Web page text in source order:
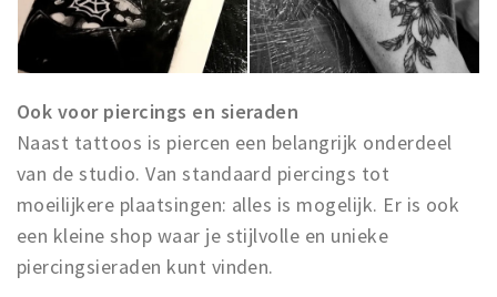
Ook voor piercings en sieraden
Naast tattoos is piercen een belangrijk onderdeel
van de studio. Van standaard piercings tot
moeilijkere plaatsingen: alles is mogelijk. Er is ook
een kleine shop waar je stijlvolle en unieke
piercingsieraden kunt vinden.